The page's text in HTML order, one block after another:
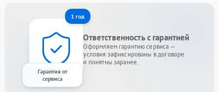
1 год
Гарантия от
сервиса
Ответственность с гарантией
Оформляем гарантию сервиса —
условия зафиксированы в договоре
и понятны заранее.